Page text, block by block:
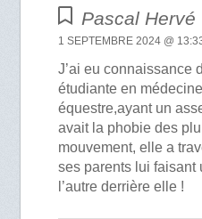
Pascal Hervé
1 SEPTEMBRE 2024 @
J’ai eu connaissance
étudiante en
équestre,ayant un
avait la phobie des
mouvement, elle a
ses parents lui faisant
l’autre derrière elle !